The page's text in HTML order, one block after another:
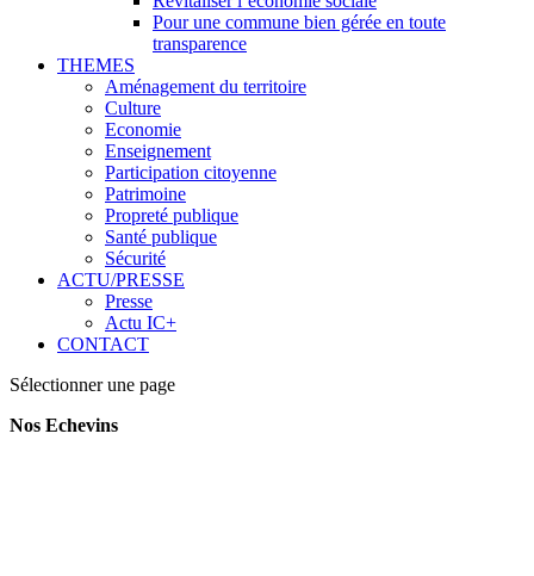
Pour une commune bien gérée en toute
transparence
THEMES
Aménagement du territoire
Culture
Economie
Enseignement
Participation citoyenne
Patrimoine
Propreté publique
Santé publique
Sécurité
ACTU/PRESSE
Presse
Actu IC+
CONTACT
Sélectionner une page
Nos Echevins